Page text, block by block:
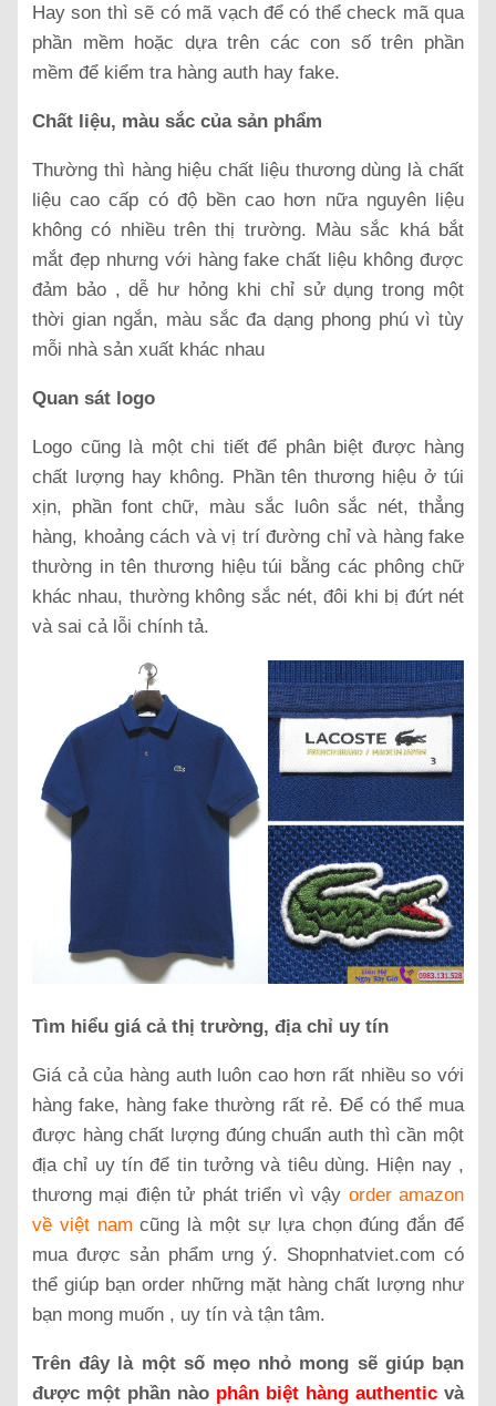
Hay son thì sẽ có mã vạch để có thể check mã qua
phần mềm hoặc dựa trên các con số trên phần
mềm để kiểm tra hàng auth hay fake.
Chất liệu, màu sắc của sản phẩm
Thường thì hàng hiệu chất liệu thương dùng là chất
liệu cao cấp có độ bền cao hơn nữa nguyên liệu
không có nhiều trên thị trường. Màu sắc khá bắt
mắt đẹp nhưng với hàng fake chất liệu không được
đảm bảo , dễ hư hỏng khi chỉ sử dụng trong một
thời gian ngắn, màu sắc đa dạng phong phú vì tùy
mỗi nhà sản xuất khác nhau
Quan sát logo
Logo cũng là một chi tiết để phân biệt được hàng
chất lượng hay không. Phần tên thương hiệu ở túi
xịn, phần font chữ, màu sắc luôn sắc nét, thẳng
hàng, khoảng cách và vị trí đường chỉ và hàng fake
thường in tên thương hiệu túi bằng các phông chữ
khác nhau, thường không sắc nét, đôi khi bị đứt nét
và sai cả lỗi chính tả.
Tìm hiểu giá cả thị trường, địa chỉ uy tín
Giá cả của hàng auth luôn cao hơn rất nhiều so với
hàng fake, hàng fake thường rất rẻ. Để có thể mua
được hàng chất lượng đúng chuẩn auth thì cần một
địa chỉ uy tín để tin tưởng và tiêu dùng. Hiện nay ,
thương mại điện tử phát triển vì vậy order amazon
về việt nam cũng là một sự lựa chọn đúng đắn để
mua được sản phẩm ưng ý. Shopnhatviet.com có
thể giúp bạn order những mặt hàng chất lượng như
bạn mong muốn , uy tín và tận tâm.
Trên đây là một số mẹo nhỏ mong sẽ giúp bạn
được một phần nào phân biệt hàng authentic và